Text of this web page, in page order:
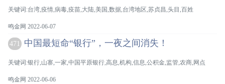
关键词:台湾,疫情,病毒,疫苗,大陆,美国,数据,台湾地区,苏贞昌,头目,百姓
鸣金网 2022-06-07
471 中国最短命“银行”，一夜之间消失！
关键词:银行,山寨,一家,中国平原银行,高息,机构,信息,公积金,监管,农商,网点
鸣金网 2022-06-06